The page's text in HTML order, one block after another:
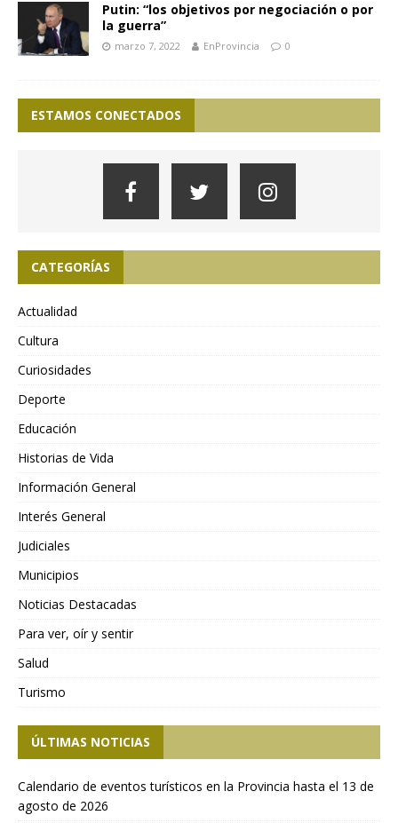
Putin: “los objetivos por negociación o por
la guerra”
marzo 7, 2022 EnProvincia 0
ESTAMOS CONECTADOS
CATEGORÍAS
Actualidad
Cultura
Curiosidades
Deporte
Educación
Historias de Vida
Información General
Interés General
Judiciales
Municipios
Noticias Destacadas
Para ver, oír y sentir
Salud
Turismo
ÚLTIMAS NOTICIAS
Calendario de eventos turísticos en la Provincia hasta el 13 de
agosto de 2026